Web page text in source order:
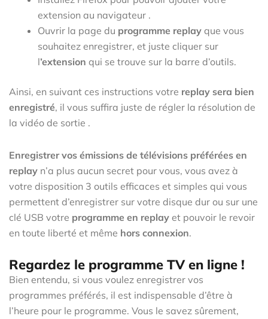
extension au navigateur .
Ouvrir la page du programme replay que vous
souhaitez enregistrer, et juste cliquer sur
l’extension qui se trouve sur la barre d’outils.
Ainsi, en suivant ces instructions votre replay sera bien
enregistré, il vous suffira juste de régler la résolution de
la vidéo de sortie .
Enregistrer vos émissions de télévisions préférées en
replay n’a plus aucun secret pour vous, vous avez à
votre disposition 3 outils efficaces et simples qui vous
permettent d’enregistrer sur votre disque dur ou sur une
clé USB votre programme en replay et pouvoir le revoir
en toute liberté et même hors connexion.
Regardez le programme TV en ligne !
Bien entendu, si vous voulez enregistrer vos
programmes préférés, il est indispensable d’être à
l’heure pour le programme. Vous le savez sûrement,